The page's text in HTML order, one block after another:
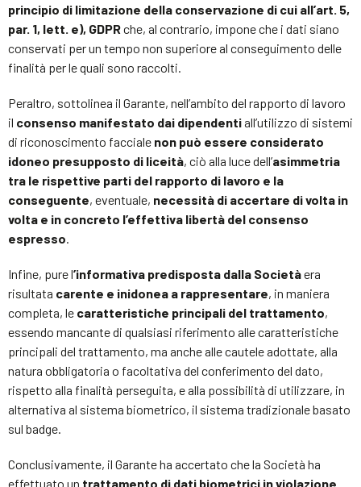
principio di limitazione della conservazione di cui all’art. 5,
par. 1, lett. e), GDPRche, al contrario, impone che i dati siano
conservati per un tempo non superiore al conseguimento delle
finalità per le quali sono raccolti.
Peraltro, sottolinea il Garante, nell’ambito del rapporto di lavoro
il consenso manifestato dai dipendentiall’utilizzo di sistemi
di riconoscimento facciale non può essere considerato
idoneo presupposto di liceità, ciò alla luce dell’asimmetria
tra le rispettive parti del rapporto di lavoro e la
conseguente, eventuale, necessità di accertare di volta in
volta e in concreto l’effettiva libertà del consenso
espresso.
Infine, pure l’informativa predisposta dalla Societàera
risultata carente e inidonea a rappresentare, in maniera
completa, le caratteristiche principali del trattamento,
essendo mancante di qualsiasi riferimento alle caratteristiche
principali del trattamento, ma anche alle cautele adottate, alla
natura obbligatoria o facoltativa del conferimento del dato,
rispetto alla finalità perseguita, e alla possibilità di utilizzare, in
alternativa al sistema biometrico, il sistema tradizionale basato
sul badge.
Conclusivamente, il Garante ha accertato che la Società ha
effettuato un trattamento di dati biometrici in violazione